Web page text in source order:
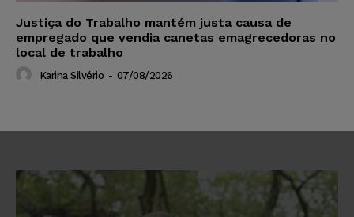
Justiça do Trabalho mantém justa causa de
empregado que vendia canetas emagrecedoras no
local de trabalho
Karina Silvério - 07/08/2026